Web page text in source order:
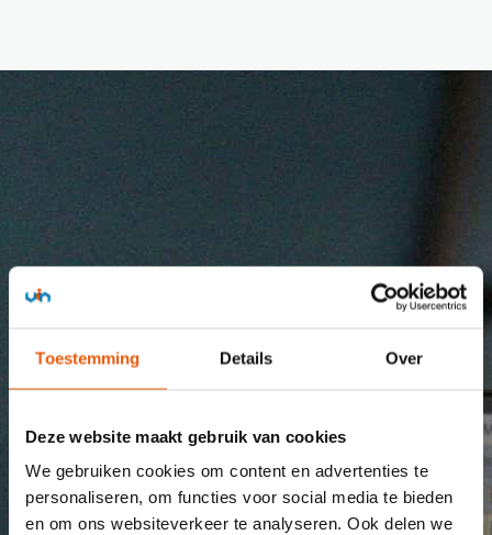
Toestemming Details Over
Deze website maakt gebruik van cookies
We gebruiken cookies om content en advertenties te
personaliseren, om functies voor social media te bieden
en om ons websiteverkeer te analyseren. Ook delen we
GEBRUIKSGEMAK VOOROP
HMI-touchscreensen dataverwerking die volledig
aansluit op uw machine, proces en werkwijze.
Daarbij staat gebruiksvriendelijkheid centraal: de